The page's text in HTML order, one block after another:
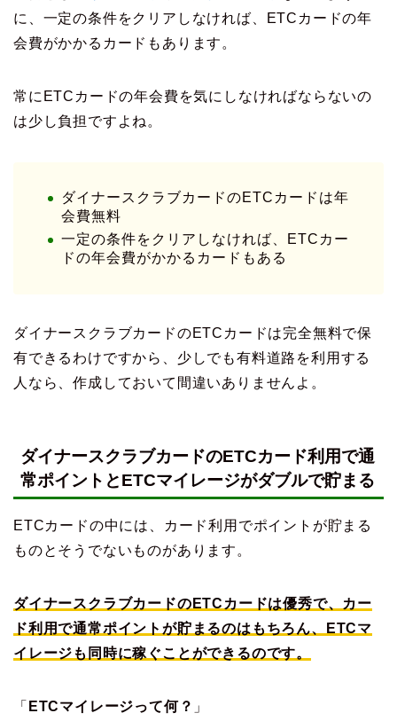
に、一定の条件をクリアしなければ、ETCカードの年
会費がかかるカードもあります。
常にETCカードの年会費を気にしなければならないの
は少し負担ですよね。
ダイナースクラブカードのETCカードは年
会費無料
一定の条件をクリアしなければ、ETCカー
ドの年会費がかかるカードもある
ダイナースクラブカードのETCカードは完全無料で保
有できるわけですから、少しでも有料道路を利用する
人なら、作成しておいて間違いありませんよ。
ダイナースクラブカードのETCカード利用で通
常ポイントとETCマイレージがダブルで貯まる
ETCカードの中には、カード利用でポイントが貯まる
ものとそうでないものがあります。
ダイナースクラブカードのETCカードは優秀で、カー
ド利用で通常ポイントが貯まるのはもちろん、ETCマ
イレージも同時に稼ぐことができるのです。
「 ETCマイレージって何？ 」